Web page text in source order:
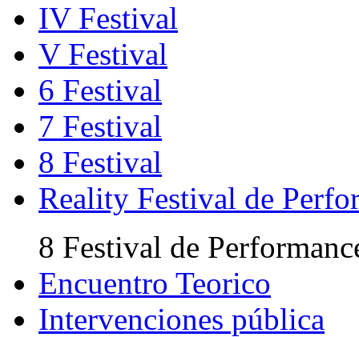
IV Festival
V Festival
6 Festival
7 Festival
8 Festival
Reality Festival de
8 Festival de
Encuentro Teorico
Intervenciones pública